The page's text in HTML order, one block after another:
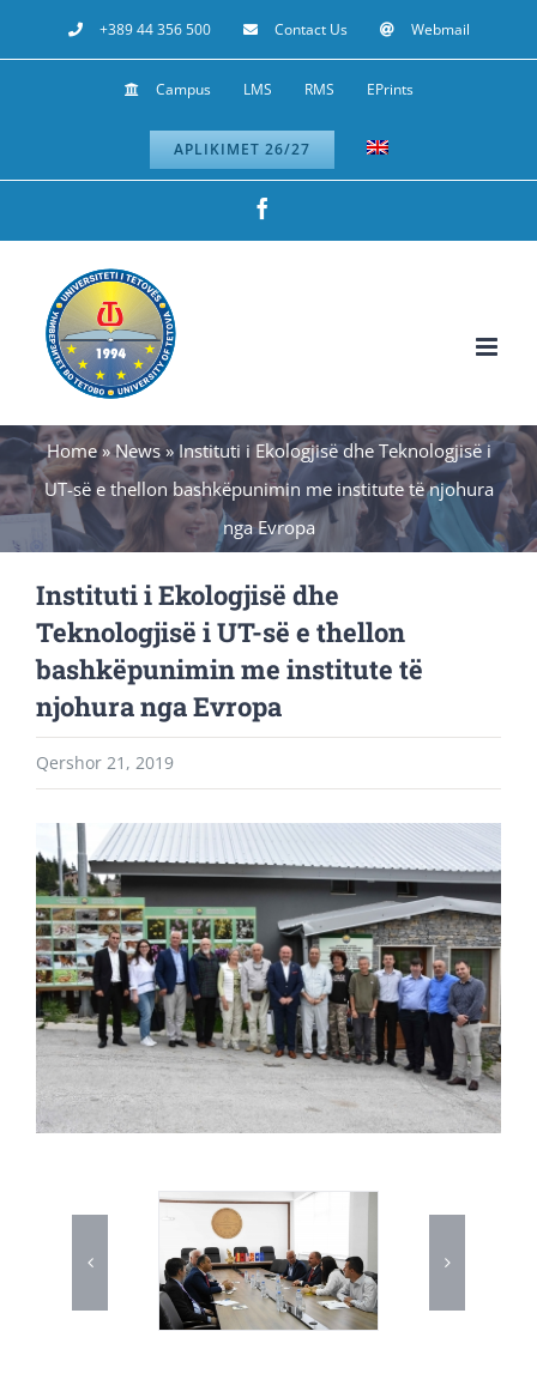
to
+389 44 356 500 Contact Us Webmail
Campus LMS RMS EPrints
APLIKIMET 26/27
Home»News» Instituti i Ekologjisë dhe Teknologjisë i
UT-së e thellon bashkëpunimin me institute të njohura
nga Evropa
Instituti i Ekologjisë dhe
Teknologjisë i UT-së e thellon
bashkëpunimin me institute të
njohura nga Evropa
Qershor 21, 2019
View
Larger
Image